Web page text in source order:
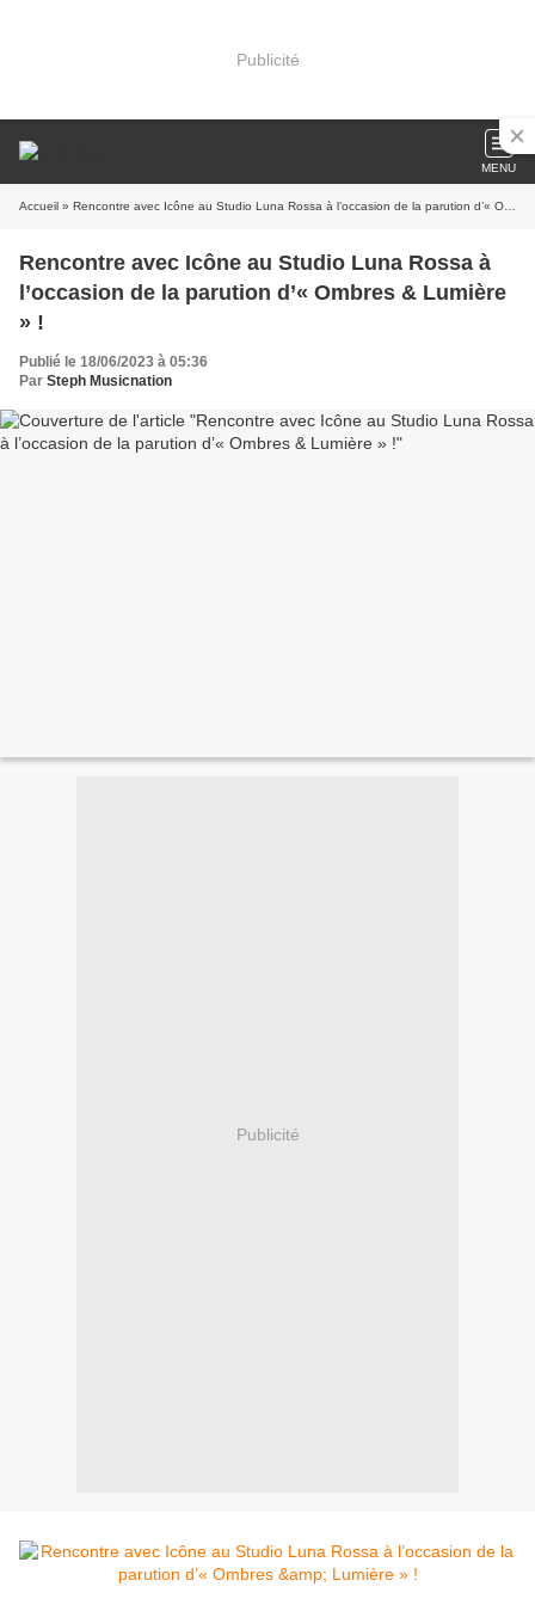
Publicité
MENU
Accueil » Rencontre avec Icône au Studio Luna Rossa à l’occasion de la parution d’« Ombres & Lumière » !
Rencontre avec Icône au Studio Luna Rossa à
l’occasion de la parution d’« Ombres & Lumière
» !
Publié le 18/06/2023 à 05:36
Par Steph Musicnation
Publicité